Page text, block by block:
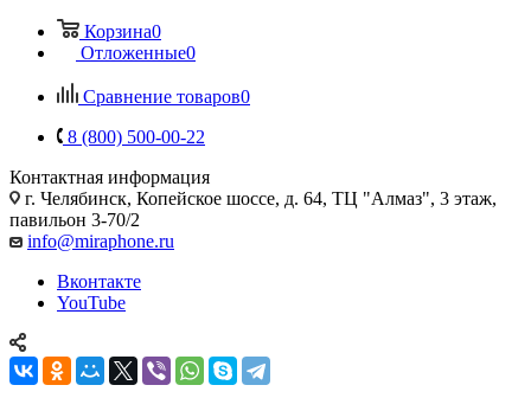
Корзина0
Отложенные0
Сравнение товаров0
8 (800) 500-00-22
Контактная информация
г. Челябинск, Копейское шоссе, д. 64, ТЦ "Алмаз", 3 этаж,
павильон 3-70/2
info@miraphone.ru
Вконтакте
YouTube